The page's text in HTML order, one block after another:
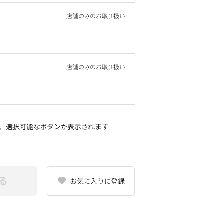
店舗のみのお取り扱い
店舗のみのお取り扱い
選択可能なボタンが表示されます
お気に入りに登録